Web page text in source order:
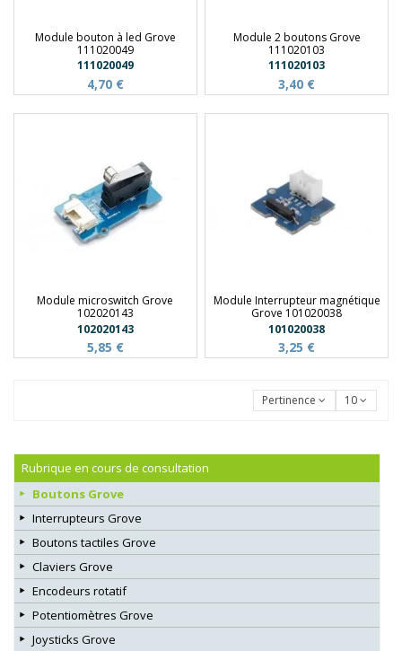
Module bouton à led Grove
111020049
111020049
4,70 €
Module 2 boutons Grove
111020103
111020103
3,40 €
Module microswitch Grove
102020143
102020143
5,85 €
Module Interrupteur magnétique
Grove 101020038
101020038
3,25 €
Pertinence 10
Rubrique en cours de consultation
Boutons Grove
Interrupteurs Grove
Boutons tactiles Grove
Claviers Grove
Encodeurs rotatif
Potentiomètres Grove
Joysticks Grove